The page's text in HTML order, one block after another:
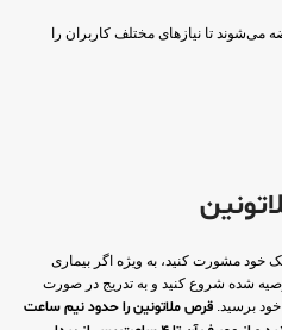
می‌شوند تا نیازهای مختلف کاربران را
خود مشورت کنید، به ویژه اگر بیماری
شده شروع کنید و به تدریج در صورت
خود برسید. قرص ملاتونین را حدود نیم ساعت